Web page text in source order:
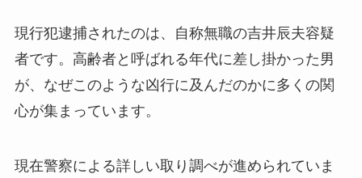
現行犯逮捕されたのは、自称無職の吉井辰夫容疑
者です。高齢者と呼ばれる年代に差し掛かった男
が、なぜこのような凶行に及んだのかに多くの関
心が集まっています。
現在警察による詳しい取り調べが進められていま